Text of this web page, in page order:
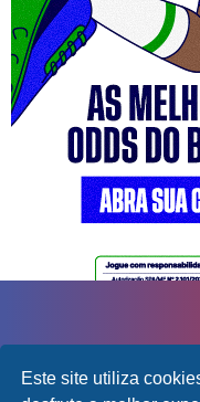
Este site utiliza